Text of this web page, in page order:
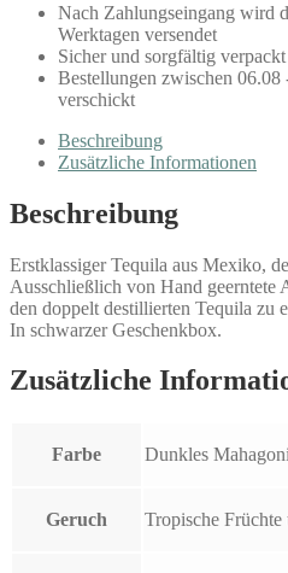
Nach Zahlungseingang wird
Werktagen versendet
Sicher und sorgfältig verpackt
Bestellungen zwischen
verschickt
Beschreibung
Zusätzliche Informationen
Beschreibung
Erstklassiger Tequila aus Mexiko,
Ausschließlich von Hand geerntete
den doppelt destillierten Tequila zu
In schwarzer Geschenkbox.
Zusätzliche
Farbe Dunkles
Geruch Tropische